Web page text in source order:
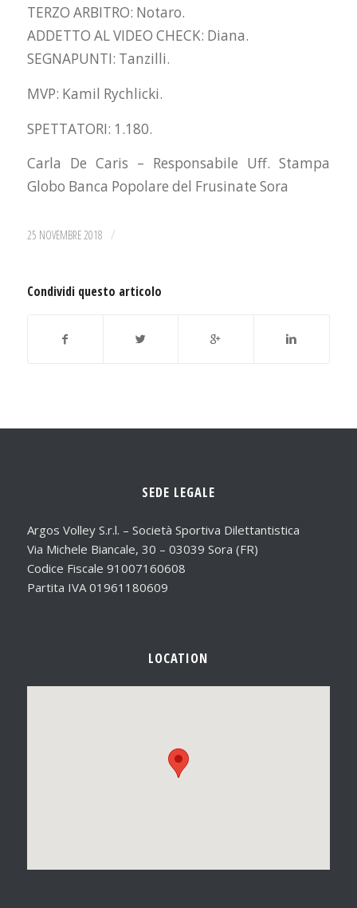
TERZO ARBITRO: Notaro.
ADDETTO AL VIDEO CHECK: Diana.
SEGNAPUNTI: Tanzilli.
MVP: Kamil Rychlicki.
SPETTATORI: 1.180.
Carla De Caris – Responsabile Uff. Stampa
Globo Banca Popolare del Frusinate Sora
25 NOVEMBRE 2018 /
Condividi questo articolo
SEDE LEGALE
Argos Volley S.r.l. – Società Sportiva Dilettantistica
Via Michele Biancale, 30 – 03039 Sora (FR)
Codice Fiscale 91007160608
Partita IVA 01961180609
LOCATION